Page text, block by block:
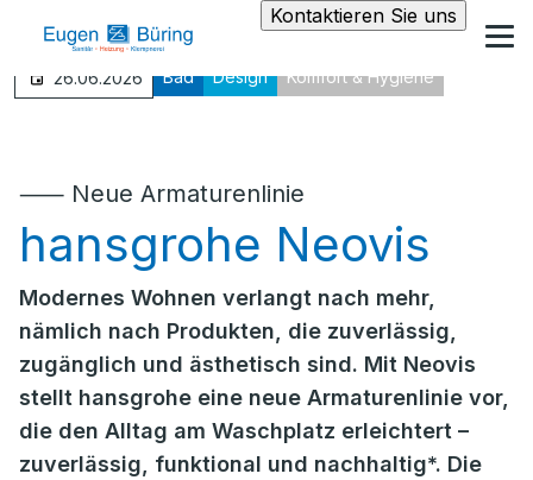
Kontaktieren Sie uns
26.06.2026 Bad Design Komfort & Hygiene
⸺ Neue Armaturenlinie
hansgrohe Neovis
Modernes Wohnen verlangt nach mehr,
nämlich nach Produkten, die zuverlässig,
zugänglich und ästhetisch sind. Mit Neovis
stellt hansgrohe eine neue Armaturenlinie vor,
die den Alltag am Waschplatz erleichtert –
zuverlässig, funktional und nachhaltig*. Die